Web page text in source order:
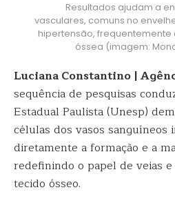
Resultados ajudam a
vasculares, comuns no
hipertensão,
óssea (imagem:
Luciana Constantino |
sequência de pesquisas
Estadual Paulista (Unesp)
células dos vasos sanguíneos
diretamente a formação e a
redefinindo o papel de veias
tecido ósseo.